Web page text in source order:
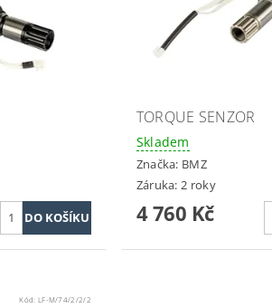
TORQUE SENZOR
Skladem
Značka: BMZ
Záruka: 2 roky
4 760 Kč
Kód: LF-M/74/2/2/2